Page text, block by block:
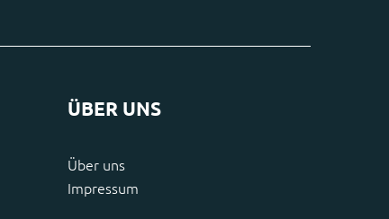
ÜBER UNS
Über uns
Impressum